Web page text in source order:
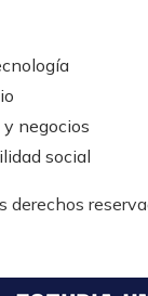
negocios
social